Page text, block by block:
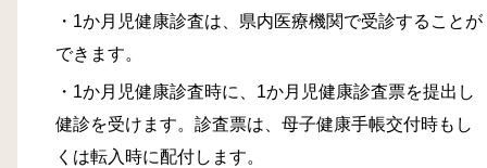
・1か月児健康診査は、県内医療機関で受診することが
できます。
・1か月児健康診査時に、1か月児健康診査票を提出し
健診を受けます。診査票は、母子健康手帳交付時もし
くは転入時に配付します。